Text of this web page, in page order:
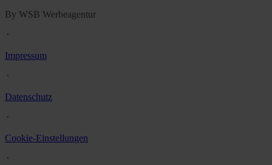
By WSB Werbeagentur
᛫
Impressum
᛫
Datenschutz
᛫
Cookie-Einstellungen
᛫